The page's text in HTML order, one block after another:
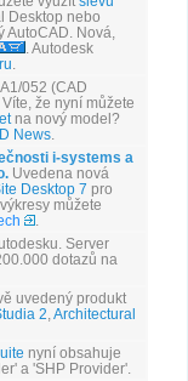
Desktop nebo
Nová,
. Autodesk
052 (CAD
že nyní můžete
na nový model?
News
i-systems a
Uvedena nová
Desktop 7 pro
můžete
Server
dotazů na
uvedený produkt
2 Architectural
nyní obsahuje
a 'SHP Provider'.